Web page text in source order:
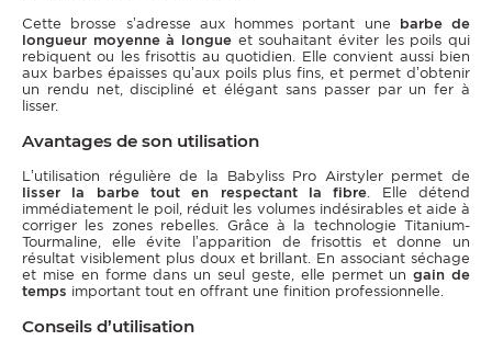
Cette brosse s’adresse aux hommes portant une barbe de
longueur moyenne à longue et souhaitant éviter les poils qui
rebiquent ou les frisottis au quotidien. Elle convient aussi bien
aux barbes épaisses qu’aux poils plus fins, et permet d’obtenir
un rendu net, discipliné et élégant sans passer par un fer à
lisser.
Avantages de son utilisation
L’utilisation régulière de la Babyliss Pro Airstyler permet de
lisser la barbe tout en respectant la fibre. Elle détend
immédiatement le poil, réduit les volumes indésirables et aide à
corriger les zones rebelles. Grâce à la technologie Titanium-
Tourmaline, elle évite l’apparition de frisottis et donne un
résultat visiblement plus doux et brillant. En associant séchage
et mise en forme dans un seul geste, elle permet ungain de
temps important tout en offrant une finition professionnelle.
Conseils d’utilisation